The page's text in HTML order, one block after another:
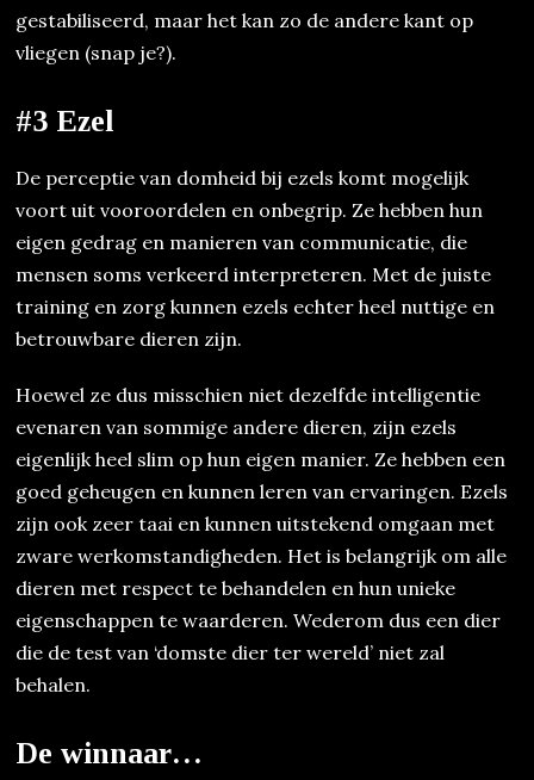
gestabiliseerd, maar het kan zo de andere kant op
vliegen (snap je?).
#3 Ezel
De perceptie van domheid bij ezels komt mogelijk
voort uit vooroordelen en onbegrip. Ze hebben hun
eigen gedrag en manieren van communicatie, die
mensen soms verkeerd interpreteren. Met de juiste
training en zorg kunnen ezels echter heel nuttige en
betrouwbare dieren zijn.
Hoewel ze dus misschien niet dezelfde intelligentie
evenaren van sommige andere dieren, zijn ezels
eigenlijk heel slim op hun eigen manier. Ze hebben een
goed geheugen en kunnen leren van ervaringen. Ezels
zijn ook zeer taai en kunnen uitstekend omgaan met
zware werkomstandigheden. Het is belangrijk om alle
dieren met respect te behandelen en hun unieke
eigenschappen te waarderen. Wederom dus een dier
die de test van ‘domste dier ter wereld’ niet zal
behalen.
De winnaar…